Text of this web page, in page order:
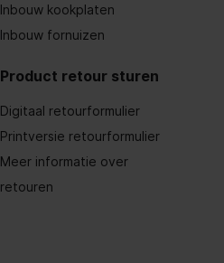
Inbouw kookplaten
Inbouw fornuizen
Product retour sturen
Digitaal retourformulier
Printversie retourformulier
Meer informatie over
retouren